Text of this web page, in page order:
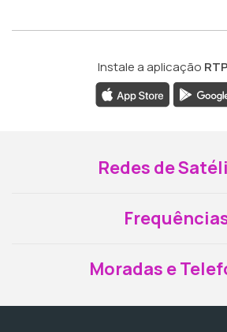
Instale a aplicação
Redes de
Moradas e